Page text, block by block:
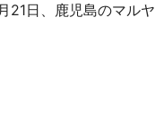
21日、鹿児島のマルヤ